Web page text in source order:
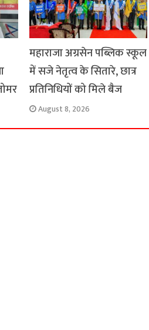
महाराजा अग्रसेन पब्लिक स्कूल
में सजे नेतृत्व के सितारे, छात्र
प्रतिनिधियों को मिले बैज
August 8, 2026